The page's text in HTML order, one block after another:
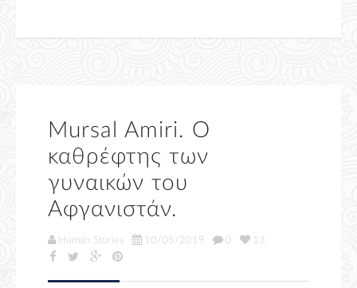
Mursal Amiri. Ο
καθρέφτης των
γυναικών του
Αφγανιστάν.
Human Stories 10/05/2019 0 13